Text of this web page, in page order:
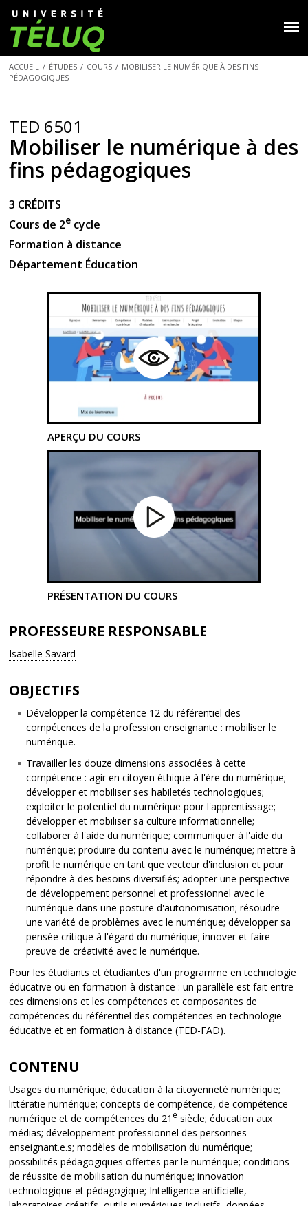
ACCUEIL / ÉTUDES / COURS / MOBILISER LE NUMÉRIQUE À DES FINS
PÉDAGOGIQUES
TED 6501
Mobiliser le numérique à des
fins pédagogiques
3 CRÉDITS
Cours de 2e cycle
Formation à distance
Département Éducation
APERÇU DU COURS
PRÉSENTATION DU COURS
PROFESSEURE RESPONSABLE
Isabelle Savard
OBJECTIFS
Développer la compétence 12 du référentiel des
compétences de la profession enseignante : mobiliser le
numérique.
Travailler les douze dimensions associées à cette
compétence : agir en citoyen éthique à l'ère du numérique;
développer et mobiliser ses habiletés technologiques;
exploiter le potentiel du numérique pour l'apprentissage;
développer et mobiliser sa culture informationnelle;
collaborer à l'aide du numérique; communiquer à l'aide du
numérique; produire du contenu avec le numérique; mettre à
profit le numérique en tant que vecteur d'inclusion et pour
répondre à des besoins diversifiés; adopter une perspective
de développement personnel et professionnel avec le
numérique dans une posture d'autonomisation; résoudre
une variété de problèmes avec le numérique; développer sa
pensée critique à l'égard du numérique; innover et faire
preuve de créativité avec le numérique.
Pour les étudiants et étudiantes d'un programme en technologie
éducative ou en formation à distance : un parallèle est fait entre
ces dimensions et les compétences et composantes de
compétences du référentiel des compétences en technologie
éducative et en formation à distance (TED-FAD).
CONTENU
Usages du numérique; éducation à la citoyenneté numérique;
littératie numérique; concepts de compétence, de compétence
numérique et de compétences du 21 e siècle; éducation aux
médias; développement professionnel des personnes
enseignant.e.s; modèles de mobilisation du numérique;
possibilités pédagogiques offertes par le numérique; conditions
de réussite de mobilisation du numérique; innovation
technologique et pédagogique; Intelligence artificielle,